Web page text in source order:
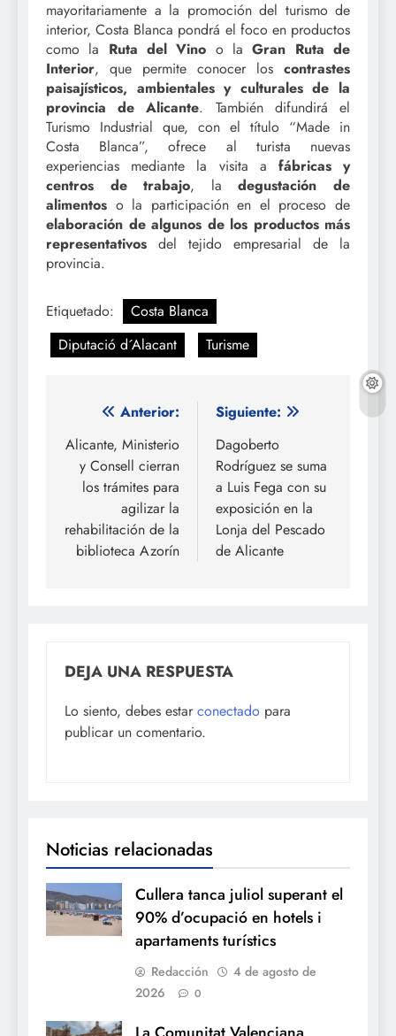
mayoritariamente a la promoción del turismo de
interior, Costa Blanca pondrá el foco en productos
como la Ruta del Vino o laGran Ruta de
Interior, que permite conocer los contrastes
paisajísticos, ambientales y culturales de la
provincia de Alicante. También difundirá el
Turismo Industrial que, con el título “Made in
Costa Blanca”, ofrece al turista nuevas
experiencias mediante la visita a fábricas y
centros de trabajo, ladegustación de
alimentos o la participación en el proceso de
elaboración de algunos de los productos más
representativos del tejido empresarial de la
provincia.
Etiquetado:
Costa Blanca
Diputació d´Alacant
Turisme
Navegación
de
entradas
Anterior:
Alicante, Ministerio
y Consell cierran
los trámites para
agilizar la
rehabilitación de la
biblioteca Azorín
Siguiente:
Dagoberto
Rodríguez se suma
a Luis Fega con su
exposición en la
Lonja del Pescado
de Alicante
DEJA UNA RESPUESTA
Lo siento, debes estar conectado para
publicar un comentario.
Noticias relacionadas
Cullera tanca juliol superant el
90% d’ocupació en hotels i
apartaments turístics
Redacción
4 de agosto de
2026
0